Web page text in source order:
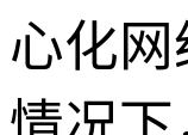
心化